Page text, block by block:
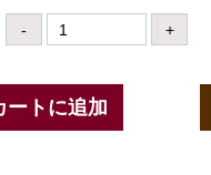
- +
ートに追加